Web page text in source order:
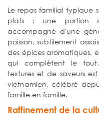
Le repas familial typique
plats : une portion
accompagné d'une
poisson, subtilement
des épices aromatiques,
qui complètent le
textures et de saveurs
vietnamien, célébré
famille en famille.
Raffinement de la